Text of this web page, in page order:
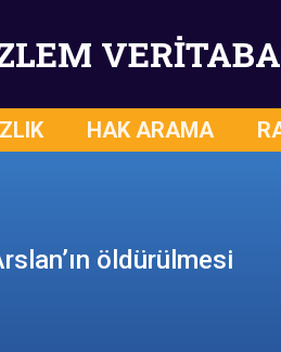
HAK ARAMA
öldürülmesi